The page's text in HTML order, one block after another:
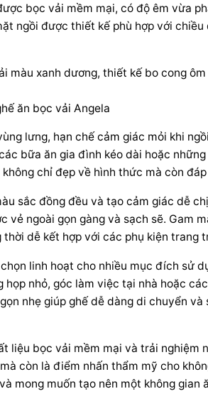
bọc vải mềm mại, có độ êm vừa
ngồi được thiết kế phù hợp với
ăn bọc vải Angela
lưng, hạn chế cảm giác mỏi khi
bữa ăn gia đình kéo dài hoặc
chỉ đẹp về hình thức mà còn
sắc đồng đều và tạo cảm giác dễ
vẻ ngoài gọn gàng và sạch sẽ. Gam
dễ kết hợp với các phụ kiện trang
linh hoạt cho nhiều mục đích sử
nhỏ, góc làm việc tại nhà hoặc
nhẹ giúp ghế dễ dàng di chuyển
liệu bọc vải mềm mại và trải nghiệm
còn là điểm nhấn thẩm mỹ cho
mong muốn tạo nên một không gian